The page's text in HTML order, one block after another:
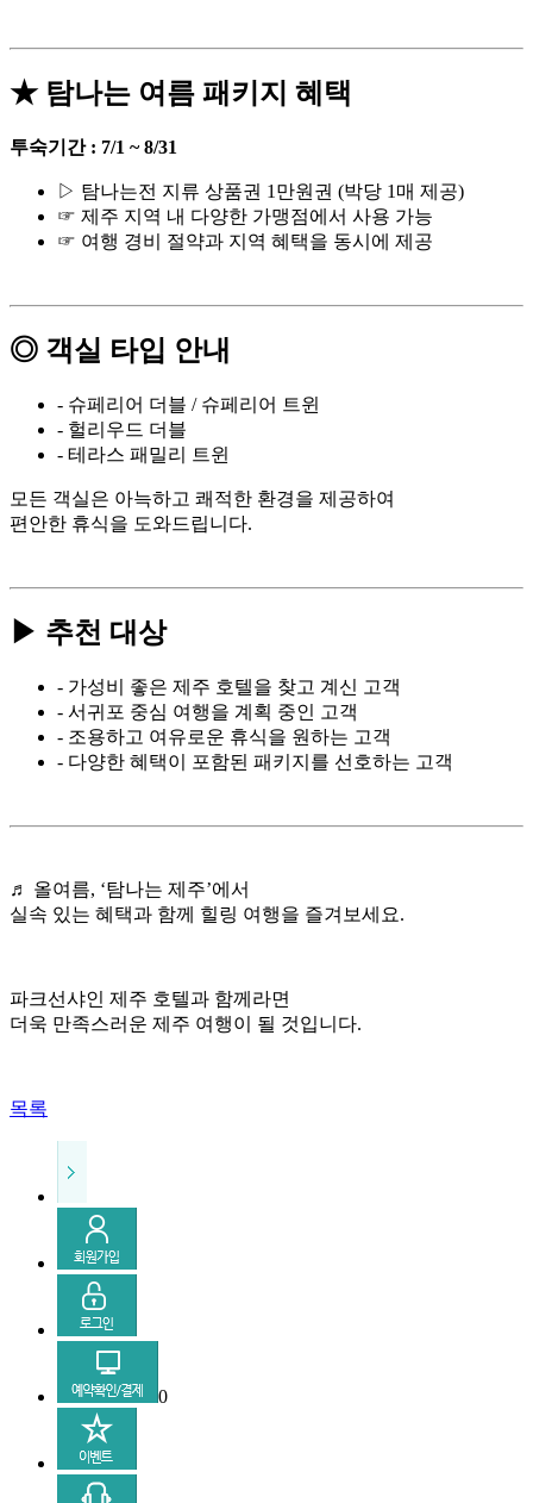
★ 탐나는 여름 패키지 혜택
투숙기간 : 7/1 ~ 8/31
▷ 탐나는전 지류 상품권 1만원권 (박당 1매 제공)
☞ 제주 지역 내 다양한 가맹점에서 사용 가능
☞ 여행 경비 절약과 지역 혜택을 동시에 제공
◎ 객실 타입 안내
- 슈페리어 더블 / 슈페리어 트윈
- 헐리우드 더블
- 테라스 패밀리 트윈
모든 객실은 아늑하고 쾌적한 환경을 제공하여
편안한 휴식을 도와드립니다.
▶ 추천 대상
- 가성비 좋은 제주 호텔을 찾고 계신 고객
- 서귀포 중심 여행을 계획 중인 고객
- 조용하고 여유로운 휴식을 원하는 고객
- 다양한 혜택이 포함된 패키지를 선호하는 고객
♬ 올여름, ‘탐나는 제주’에서
실속 있는 혜택과 함께 힐링 여행을 즐겨보세요.
파크선샤인 제주 호텔과 함께라면
더욱 만족스러운 제주 여행이 될 것입니다.
목록
0